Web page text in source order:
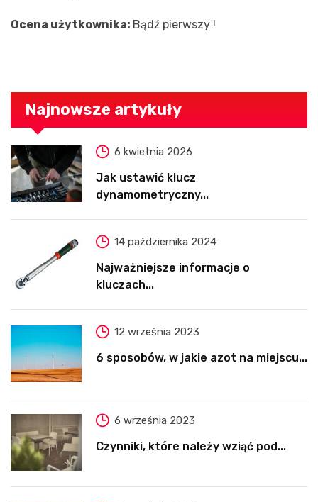
Ocena użytkownika: Bądź pierwszy !
Najnowsze artykuły
6 kwietnia 2026
Jak ustawić klucz
dynamometryczny...
14 października 2024
Najważniejsze informacje o
kluczach...
12 września 2023
6 sposobów, w jakie azot na miejscu...
6 września 2023
Czynniki, które należy wziąć pod...